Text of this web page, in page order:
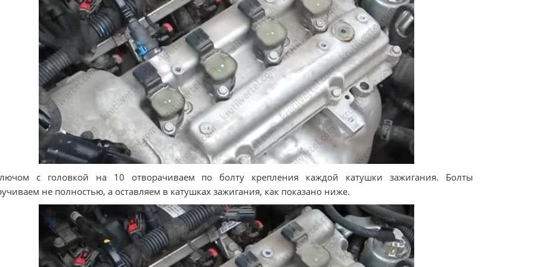
с головкой на 10 отворачиваем по болту крепления каждой катушки зажигания. Болты
не полностью, а оставляем в катушках зажигания, как показано ниже.